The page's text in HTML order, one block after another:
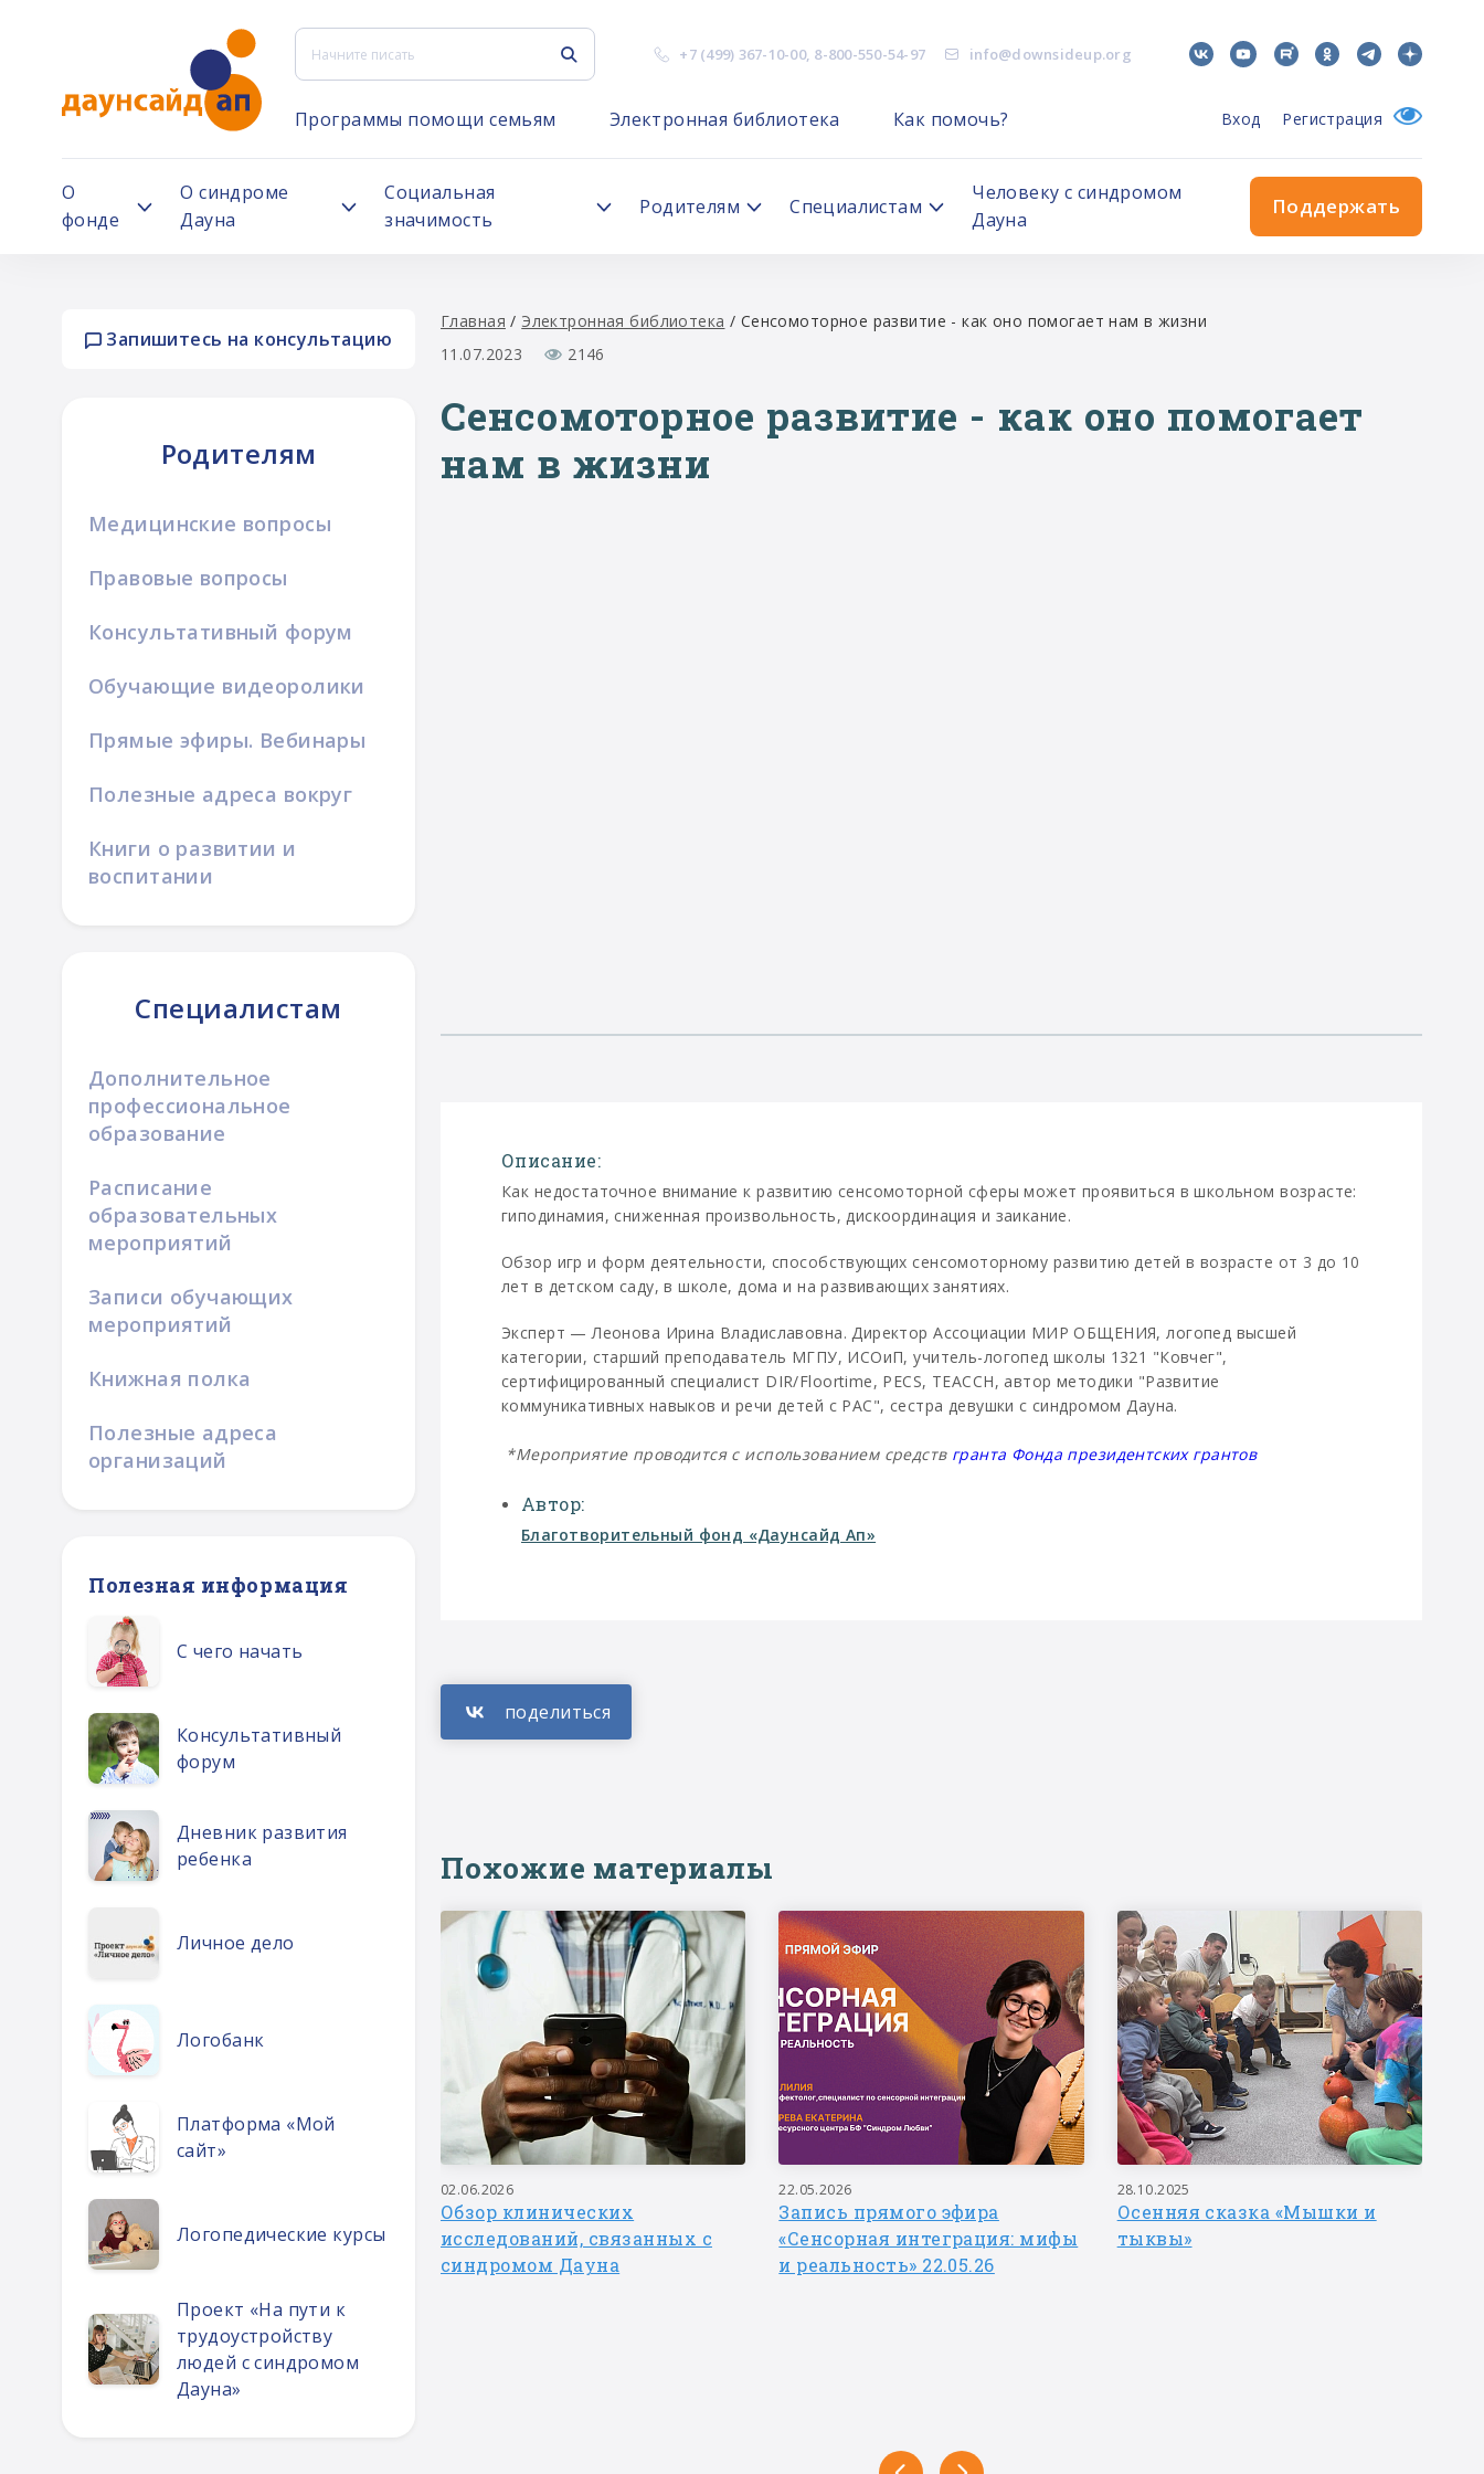
+7 (499) 367-10-00, 8-800-550-54-97 info@downsideup.org
Программы помощи семьям Электронная библиотека Как помочь? Вход Регистрация
О
фонде
О синдроме
Дауна
Социальная
значимость
Родителям Специалистам
Человеку с синдромом
Дауна
Поддержать
Запишитесь на консультацию
Родителям
Медицинские вопросы
Правовые вопросы
Консультативный форум
Обучающие видеоролики
Прямые эфиры. Вебинары
Полезные адреса вокруг
Книги о развитии и
воспитании
Специалистам
Дополнительное
профессиональное
образование
Расписание
образовательных
мероприятий
Записи обучающих
мероприятий
Книжная полка
Полезные адреса
организаций
Полезная информация
С чего начать
Консультативный
форум
Дневник развития
ребенка
Личное дело
Логобанк
Платформа «Мой
сайт»
Логопедические курсы
Проект «На пути к
трудоустройству
людей с синдромом
Дауна»
Главная / Электронная библиотека / Сенсомоторное развитие - как оно помогает нам в жизни
11.07.2023
2146
Сенсомоторное развитие - как оно помогает
нам в жизни
Описание:
Как недостаточное внимание к развитию сенсомоторной сферы может проявиться в школьном возрасте:
гиподинамия, сниженная произвольность, дискоординация и заикание.
Обзор игр и форм деятельности, способствующих сенсомоторному развитию детей в возрасте от 3 до 10
лет в детском саду, в школе, дома и на развивающих занятиях.
Эксперт — Леонова Ирина Владиславовна. Директор Ассоциации МИР ОБЩЕНИЯ, логопед высшей
категории, старший преподаватель МГПУ, ИСОиП, учитель-логопед школы 1321 "Ковчег",
сертифицированный специалист DIR/Floortime, PECS, TEACCH, автор методики "Развитие
коммуникативных навыков и речи детей с РАС", сестра девушки с синдромом Дауна.
*Мероприятие проводится с использованием средств гранта Фонда президентских грантов
Автор:
Благотворительный фонд «Даунсайд Ап»
Похожие материалы
Что такое сенсорная диета и с
чем ее едят?
02.06.2026
Обзор клинических
исследований, связанных с
синдромом Дауна
22.05.2026
Запись прямого эфира
«Сенсорная интеграция: мифы
и реальность» 22.05.26
28.10.2025
Осенняя сказка «Мышки и
тыквы»